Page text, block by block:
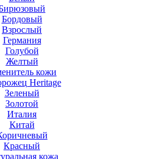
Бордовый
Взрослый
Германия
Голубой
Желтый
кожи
Heritage
Зеленый
Золотой
Италия
Китай
Красный
кожа